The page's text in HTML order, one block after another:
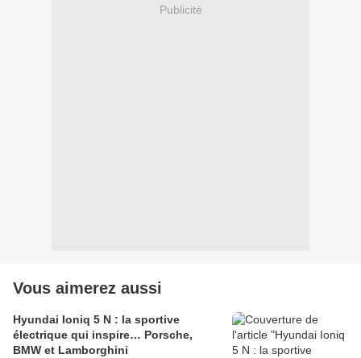
Publicité
Vous aimerez aussi
Hyundai Ioniq 5 N : la sportive
électrique qui inspire… Porsche,
BMW et Lamborghini